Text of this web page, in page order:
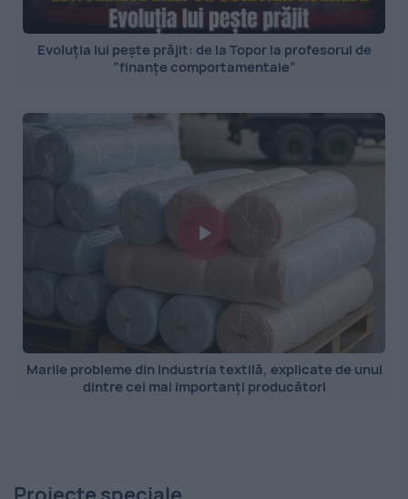
Evoluția lui pește prăjit: de la Topor la profesorul de
”finanțe comportamentale”
Marile probleme din industria textilă, explicate de unul
dintre cei mai importanți producători